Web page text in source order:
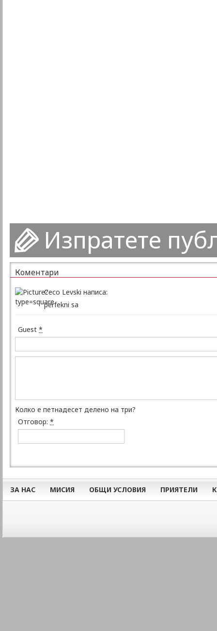
Изпратете
Коментари
Ceco Levski написа:
perfekni sa
Guest *
Колко е петнадесет делено на три?
Отговор: *
ЗА НАС МИСИЯ ОБЩИ УСЛОВИЯ ПРИЯТЕЛИ